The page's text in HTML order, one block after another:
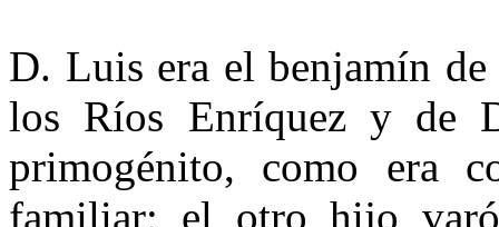
D. Luis era el benjamín
los Ríos Enríquez y de
primogénito, como era
familiar; el otro hijo